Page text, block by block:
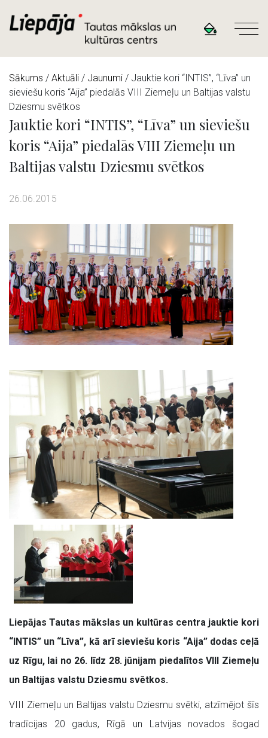
Sākums / Aktuāli / Jaunumi / Jauktie kori “INTIS”, “Līva” un
sieviešu koris “Aija” piedalās VIII Ziemeļu un Baltijas valstu
Dziesmu svētkos
Jauktie kori “INTIS”, “Līva” un sieviešu
koris “Aija” piedalās VIII Ziemeļu un
Baltijas valstu Dziesmu svētkos
26.06.2015
Liepājas Tautas mākslas un kultūras centra jauktie kori
“INTIS” un “Līva”, kā arī sieviešu koris “Aija” dodas ceļā
uz Rīgu, lai no 26. līdz 28. jūnijam piedalītos VIII Ziemeļu
un Baltijas valstu Dziesmu svētkos.
VIII Ziemeļu un Baltijas valstu Dziesmu svētki, atzīmējot šīs
tradīcijas 20 gadus, Rīgā un Latvijas novados šogad